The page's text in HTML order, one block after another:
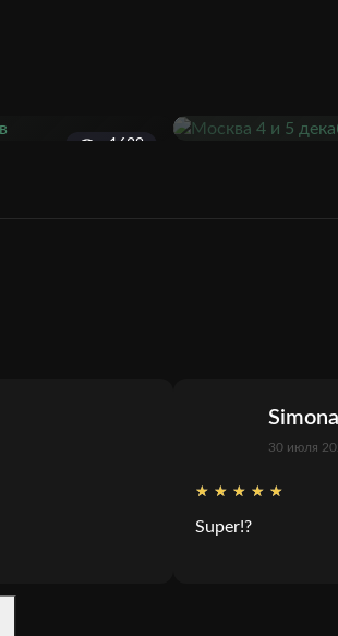
1629
30 июля
Super!?